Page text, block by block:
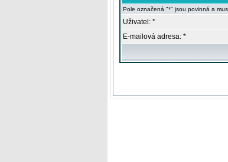
Pole označená "*" jsou povinná a
Uživatel: *
E-mailová adresa: *